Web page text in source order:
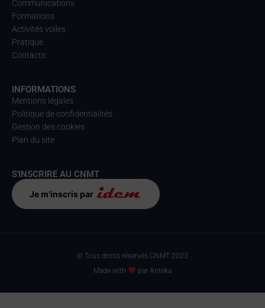
Communications
Formations
Activités voiles
Pratique
Contacts
INFORMATIONS
Mentions légales
Politique de confidentialités
Gestion des cookies
Plan du site
S'INSCRIRE AU CNMT
Je m'inscris par
© Tous droits réservés CNMT 2023
Made with
par Anteka